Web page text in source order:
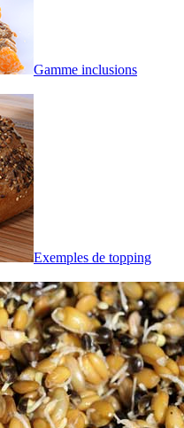
Gamme inclusions
Exemples de topping